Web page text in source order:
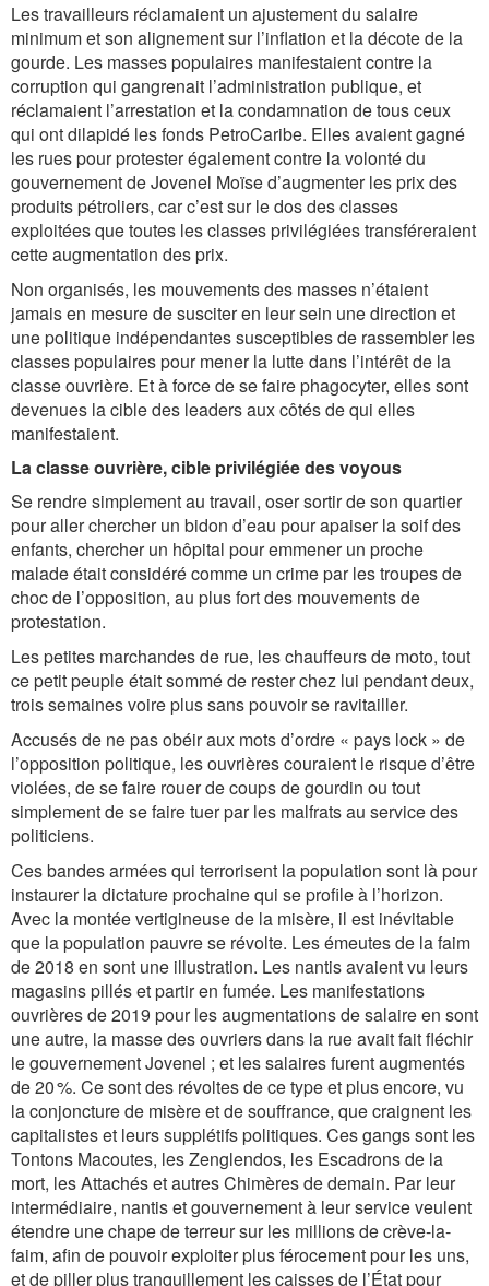
Les travailleurs réclamaient un ajustement du salaire
minimum et son alignement sur l’inflation et la décote de la
gourde. Les masses populaires manifestaient contre la
corruption qui gangrenait l’administration publique, et
réclamaient l’arrestation et la condamnation de tous ceux
qui ont dilapidé les fonds PetroCaribe. Elles avaient gagné
les rues pour protester également contre la volonté du
gouvernement de Jovenel Moïse d’augmenter les prix des
produits pétroliers, car c’est sur le dos des classes
exploitées que toutes les classes privilégiées transféreraient
cette augmentation des prix.
Non organisés, les mouvements des masses n’étaient
jamais en mesure de susciter en leur sein une direction et
une politique indépendantes susceptibles de rassembler les
classes populaires pour mener la lutte dans l’intérêt de la
classe ouvrière. Et à force de se faire phagocyter, elles sont
devenues la cible des leaders aux côtés de qui elles
manifestaient.
La classe ouvrière, cible privilégiée des voyous
Se rendre simplement au travail, oser sortir de son quartier
pour aller chercher un bidon d’eau pour apaiser la soif des
enfants, chercher un hôpital pour emmener un proche
malade était considéré comme un crime par les troupes de
choc de l’opposition, au plus fort des mouvements de
protestation.
Les petites marchandes de rue, les chauffeurs de moto, tout
ce petit peuple était sommé de rester chez lui pendant deux,
trois semaines voire plus sans pouvoir se ravitailler.
Accusés de ne pas obéir aux mots d’ordre « pays lock » de
l’opposition politique, les ouvrières couraient le risque d’être
violées, de se faire rouer de coups de gourdin ou tout
simplement de se faire tuer par les malfrats au service des
politiciens.
Ces bandes armées qui terrorisent la population sont là pour
instaurer la dictature prochaine qui se profile à l’horizon.
Avec la montée vertigineuse de la misère, il est inévitable
que la population pauvre se révolte. Les émeutes de la faim
de 2018 en sont une illustration. Les nantis avaient vu leurs
magasins pillés et partir en fumée. Les manifestations
ouvrières de 2019 pour les augmentations de salaire en sont
une autre, la masse des ouvriers dans la rue avait fait fléchir
le gouvernement Jovenel ; et les salaires furent augmentés
de 20 %. Ce sont des révoltes de ce type et plus encore, vu
la conjoncture de misère et de souffrance, que craignent les
capitalistes et leurs supplétifs politiques. Ces gangs sont les
Tontons Macoutes, les Zenglendos, les Escadrons de la
mort, les Attachés et autres Chimères de demain. Par leur
intermédiaire, nantis et gouvernement à leur service veulent
étendre une chape de terreur sur les millions de crève-la-
faim, afin de pouvoir exploiter plus férocement pour les uns,
et de piller plus tranquillement les caisses de l’État pour